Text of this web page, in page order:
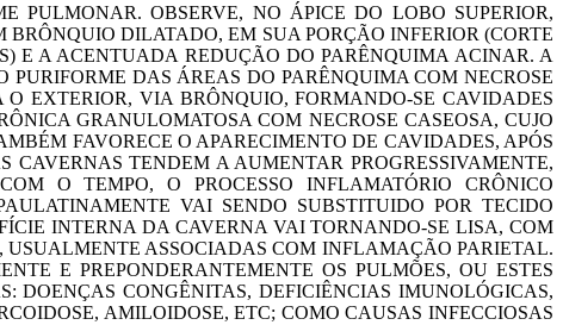
PULMONAR. OBSERVE, NO ÁPICE DO LOBO SUPERIOR,
DILATADO, EM SUA PORÇÃO INFERIOR (CORTE
E A ACENTUADA REDUÇÃO DO PARÊNQUIMA ACINAR. A
DAS ÁREAS DO PARÊNQUIMA COM NECROSE
EXTERIOR, VIA BRÔNQUIO, FORMANDO-SE CAVIDADES
GRANULOMATOSA COM NECROSE CASEOSA, CUJO
FAVORECE O APARECIMENTO DE CAVIDADES, APÓS
TENDEM A AUMENTAR PROGRESSIVAMENTE,
O TEMPO, O PROCESSO INFLAMATÓRIO CRÔNICO
VAI SENDO SUBSTITUIDO POR TECIDO
INTERNA DA CAVERNA VAI TORNANDO-SE LISA, COM
ASSOCIADAS COM INFLAMAÇÃO PARIETAL.
E PREPONDERANTEMENTE OS PULMÕES, OU ESTES
DOENÇAS CONGÊNITAS, DEFICIÊNCIAS IMUNOLÓGICAS,
AMILOIDOSE, ETC; COMO CAUSAS INFECCIOSAS